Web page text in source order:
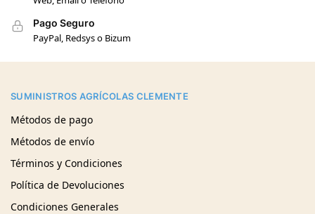
Pago Seguro
PayPal, Redsys o Bizum
SUMINISTROS AGRÍCOLAS CLEMENTE
Métodos de pago
Métodos de envío
Términos y Condiciones
Política de Devoluciones
Condiciones Generales